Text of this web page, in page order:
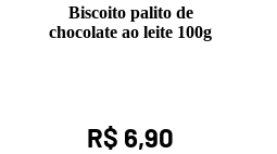
Biscoito palito de
chocolate ao leite 100g
R$ 6,90